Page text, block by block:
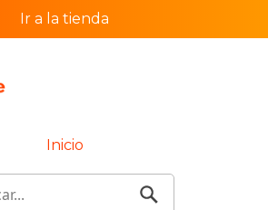
Ir a la tienda
Inicio